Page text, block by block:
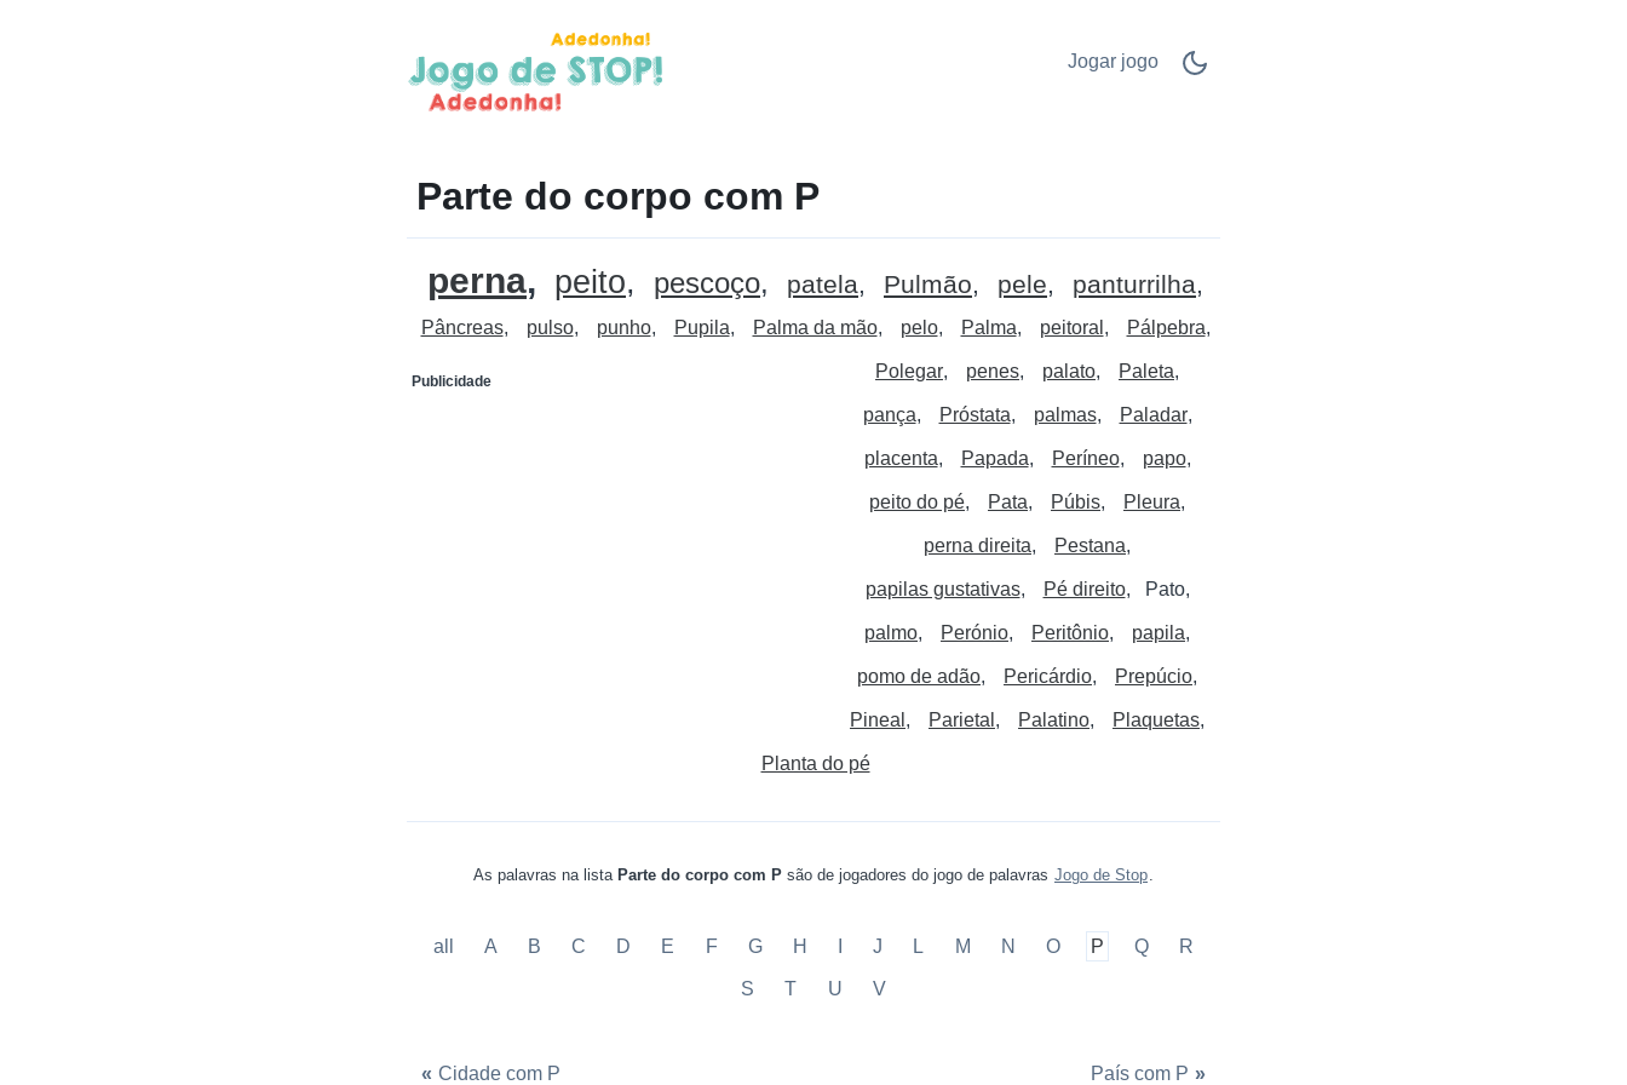
Jogar jogo
Parte do corpo com P
perna peito pescoço patela Pulmão pele panturrilha
Pâncreas pulso punho Pupila Palma da mão pelo Palma peitoral
Publicidade
Pálpebra
Polegar penes palato Paleta
pança Próstata palmas Paladar
placenta Papada Períneo papo
peito do pé Pata Púbis Pleura
perna direita Pestana
papilas gustativas Pé direito Pato
palmo Perónio Peritônio papila
pomo de adão Pericárdio Prepúcio
Pineal Parietal Palatino Plaquetas
Planta do pé
As palavras na lista Parte do corpo com P são de jogadores do jogo de palavras Jogo de Stop.
all A B C D E F G H J L M N O P Q R
S T U V
« Cidade com P País com P »